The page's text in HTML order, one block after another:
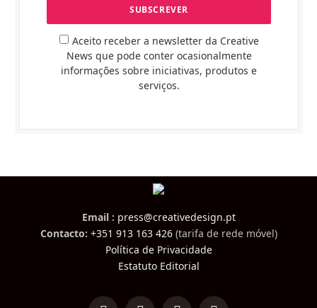
Aceito receber a newsletter da Creative
News que pode conter ocasionalmente
informações sobre iniciativas, produtos e
serviços.
Email : press@creativedesign.pt
Contacto: +351 913 163 426(tarifa de rede móvel)
Política de Privacidade
Estatuto Editorial